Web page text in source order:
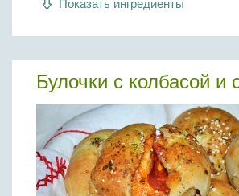
Бобовые
Крупы
Показать ингредиенты
Булочки с колбасой и